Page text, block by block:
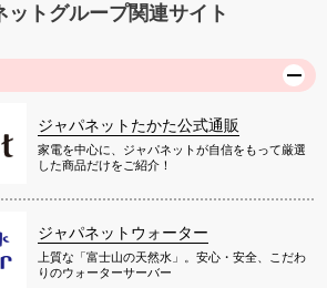
ットグループ関連サイト
ジャパネットたかた公式通販
家電を中心に、ジャパネットが自信をもって厳選
した商品だけをご紹介！
ジャパネットウォーター
上質な「富士山の天然水」。安心・安全、こだわ
りのウォーターサーバー